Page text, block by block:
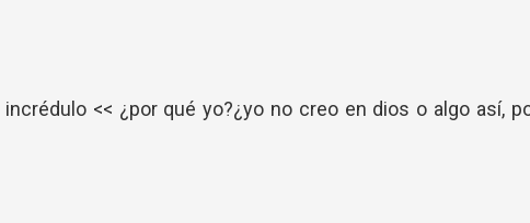
<< ¿por qué yo?¿yo no creo en dios o algo así,